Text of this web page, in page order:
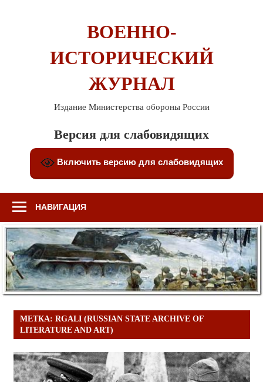
ВОЕННО-
ИСТОРИЧЕСКИЙ
ЖУРНАЛ
Издание Министерства обороны России
Версия для слабовидящих
Включить версию для слабовидящих
НАВИГАЦИЯ
МЕТКА: RGALI (RUSSIAN STATE ARCHIVE OF
LITERATURE AND ART)